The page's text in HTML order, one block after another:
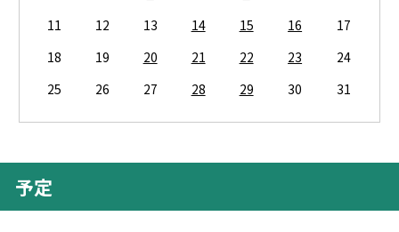
11
12 13 14 15 16
17
18
19 20 21 22 23
24
25
26 27 28 29 30 31
予定